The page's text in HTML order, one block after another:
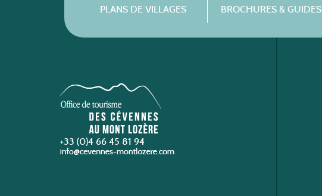
PLANS DE VILLAGES BROCHURES & GUIDES
+33 (0)4 66 45 81 94